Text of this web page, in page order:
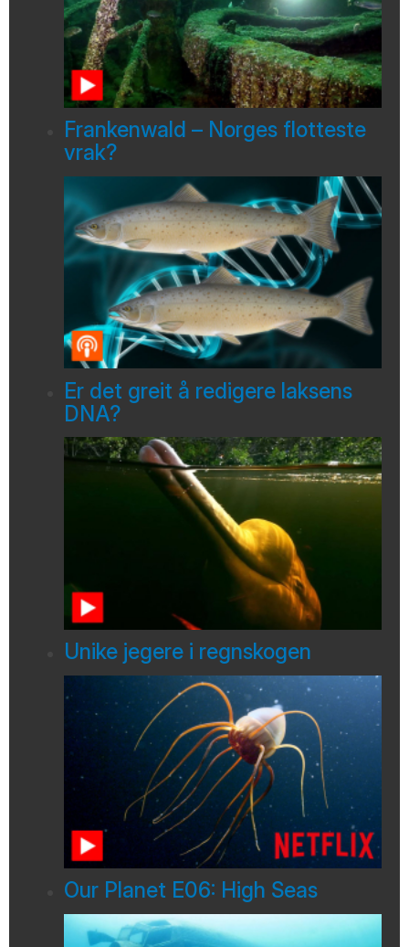
Frankenwald – Norges flotteste
vrak?
Er det greit å redigere laksens
DNA?
Unike jegere i regnskogen
Our Planet E06: High Seas